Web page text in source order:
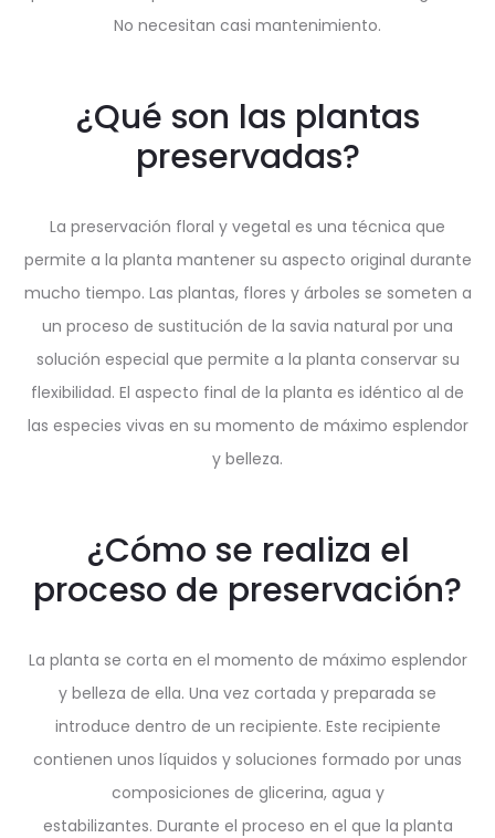
No necesitan casi mantenimiento.
¿Qué son las plantas
preservadas?
La preservación floral y vegetal es una técnica que
permite a la planta mantener su aspecto original durante
mucho tiempo. Las plantas, flores y árboles se someten a
un proceso de sustitución de la savia natural por una
solución especial que permite a la planta conservar su
flexibilidad. El aspecto final de la planta es idéntico al de
las especies vivas en su momento de máximo esplendor
y belleza.
¿Cómo se realiza el
proceso de preservación?
La planta se corta en el momento de máximo esplendor
y belleza de ella. Una vez cortada y preparada se
introduce dentro de un recipiente. Este recipiente
contienen unos líquidos y soluciones formado por unas
composiciones de glicerina, agua y
estabilizantes. Durante el proceso en el que la planta